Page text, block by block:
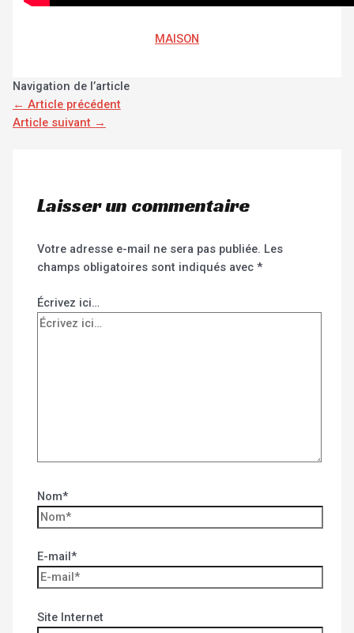
MAISON
Navigation de l’article
← Article précédent
Article suivant →
Laisser un commentaire
Votre adresse e-mail ne sera pas publiée. Les
champs obligatoires sont indiqués avec*
Écrivez ici…
Nom*
E-mail*
Site Internet